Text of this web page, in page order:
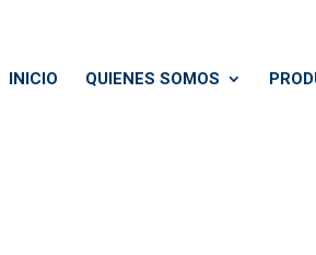
INICIO QUIENES SOMOS